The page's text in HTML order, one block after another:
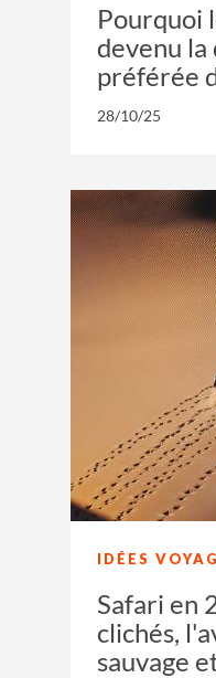
Pourquoi
devenu
préférée
28/10/25
IDÉES
Safari en
clichés,
sauvage